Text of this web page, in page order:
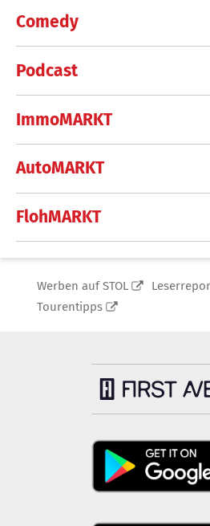
Comedy
Podcast
ImmoMARKT
AutoMARKT
FlohMARKT
Werben auf STOL
Tourentipps